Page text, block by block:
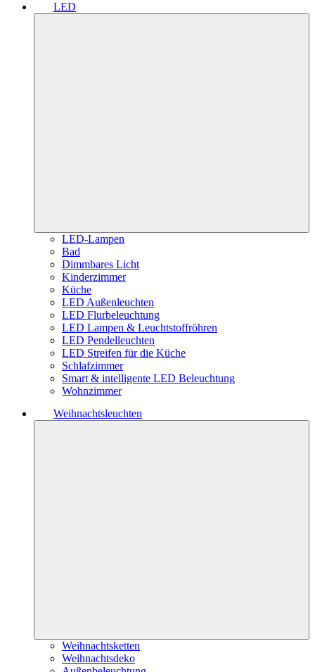
LED
LED-Lampen
Bad
Dimmbares Licht
Kinderzimmer
Küche
LED Außenleuchten
LED Flurbeleuchtung
LED Lampen & Leuchtstoffröhren
LED Pendelleuchten
LED Streifen für die Küche
Schlafzimmer
Smart & intelligente LED Beleuchtung
Wohnzimmer
Weihnachtsleuchten
Weihnachtsketten
Weihnachtsdeko